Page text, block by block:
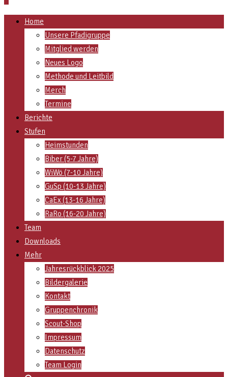
Home
Unsere Pfadigruppe
Mitglied werden
Neues Logo
Methode und Leitbild
Merch
Termine
Berichte
Stufen
Heimstunden
Biber (5-7 Jahre)
WiWö (7-10 Jahre)
GuSp (10-13 Jahre)
CaEx (13-16 Jahre)
RaRo (16-20 Jahre)
Team
Downloads
Mehr
Jahresrückblick 2025
Bildergalerie
Kontakt
Gruppenchronik
Scout-Shop
Impressum
Datenschutz
Team Login